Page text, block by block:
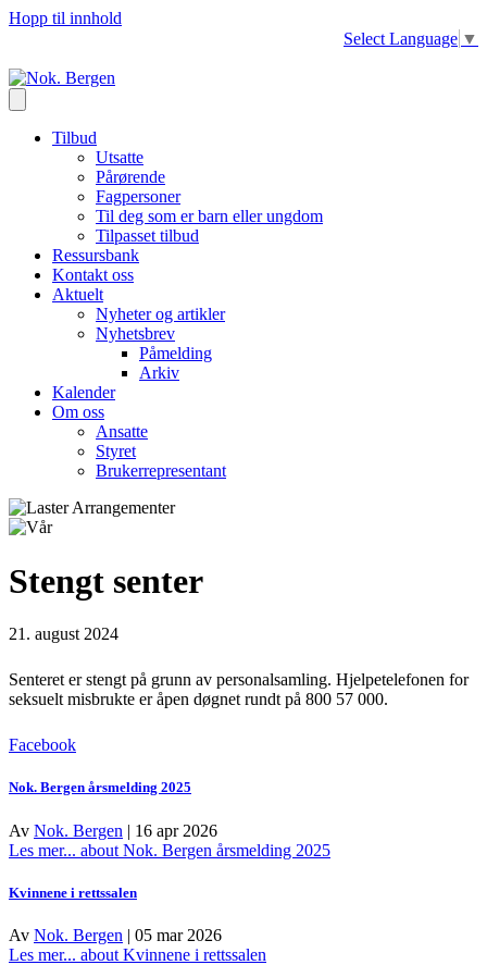
Hopp til innhold
Select Language ▼
Tilbud
Utsatte
Pårørende
Fagpersoner
Til deg som er barn eller ungdom
Tilpasset tilbud
Ressursbank
Kontakt oss
Aktuelt
Nyheter og artikler
Nyhetsbrev
Påmelding
Arkiv
Kalender
Om oss
Ansatte
Styret
Brukerrepresentant
Stengt senter
21. august 2024
Senteret er stengt på grunn av personalsamling. Hjelpetelefonen for
seksuelt misbrukte er åpen døgnet rundt på 800 57 000.
Facebook
Nok. Bergen årsmelding 2025
Av Nok. Bergen | 16 apr 2026
Les mer... about Nok. Bergen årsmelding 2025
Kvinnene i rettssalen
Av Nok. Bergen | 05 mar 2026
Les mer... about Kvinnene i rettssalen